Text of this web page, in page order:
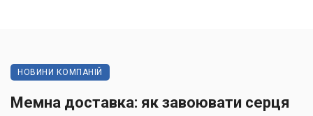
НОВИНИ КОМПАНІЙ
Мемна доставка: як завоювати серця